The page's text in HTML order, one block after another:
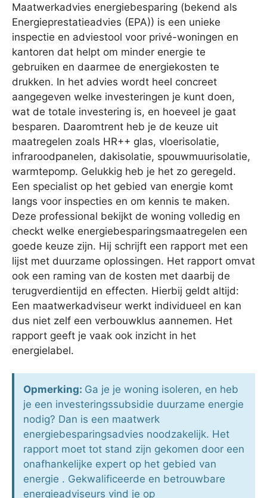
Maatwerkadvies energiebesparing (bekend als
Energieprestatieadvies (EPA)) is een unieke
inspectie en adviestool voor privé-woningen en
kantoren dat helpt om minder energie te
gebruiken en daarmee de energiekosten te
drukken. In het advies wordt heel concreet
aangegeven welke investeringen je kunt doen,
wat de totale investering is, en hoeveel je gaat
besparen. Daaromtrent heb je de keuze uit
maatregelen zoals HR++ glas, vloerisolatie,
infraroodpanelen, dakisolatie, spouwmuurisolatie,
warmtepomp. Gelukkig heb je het zo geregeld.
Een specialist op het gebied van energie komt
langs voor inspecties en om kennis te maken.
Deze professional bekijkt de woning volledig en
checkt welke energiebesparingsmaatregelen een
goede keuze zijn. Hij schrijft een rapport met een
lijst met duurzame oplossingen. Het rapport omvat
ook een raming van de kosten met daarbij de
terugverdientijd en effecten. Hierbij geldt altijd:
Een maatwerkadviseur werkt individueel en kan
dus niet zelf een verbouwklus aannemen. Het
rapport geeft je vaak ook inzicht in het
energielabel.
Opmerking: Ga je je woning isoleren, en heb
je een investeringssubsidie duurzame energie
nodig? Dan is een maatwerk
energiebesparingsadvies noodzakelijk. Het
rapport moet tot stand zijn gekomen door een
onafhankelijke expert op het gebied van
energie . Gekwalificeerde en betrouwbare
energieadviseurs vind je op